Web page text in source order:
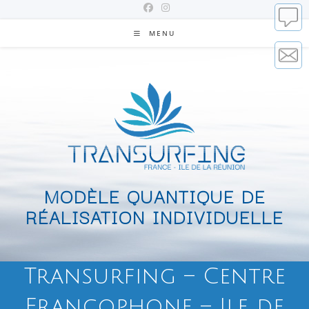
MENU
MODÈLE QUANTIQUE DE
RÉALISATION INDIVIDUELLE
Transurfing – Centre